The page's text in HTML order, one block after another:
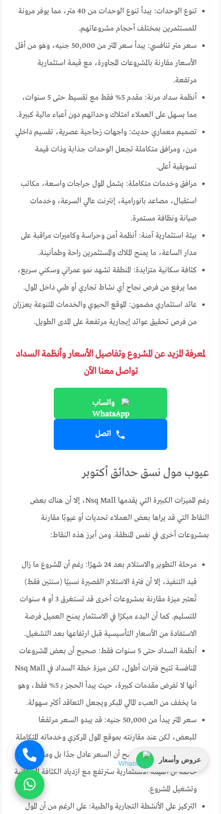
تنوع الوحدات: يبدأ تنوع الوحدات من 40 متر، مما يوفر مرونة
للمستثمرين بمختلف أحجام مشروعاتهم.
سعر متر تنافسي: يبدأ سعر المتر من 50,000 جنيه، وهو من أقل
الأسعار مقارنة بالمشروعات المجاورة، مع قيمة استثمارية
مرتفعة.
أنظمة سداد مرنة: مقدم 5% فقط مع تقسيط حتى 5 سنوات،
مما يسهل على العملاء امتلاك وحداتهم دون أعباء مالية كبيرة.
تصميم معماري حديث: واجهات زجاجية عصرية، تقسيم داخلي
مرن، ومرافق متكاملة تجعل الوحدات جذابة وذات قيمة
تسويقية أعلى.
مرافق وخدمات متكاملة: يشمل المول جراجات واسعة، مكاتب
استقبال، مصاعد بانورامية، إنترنت عالي السرعة، وخدمات
صيانة ونظافة مستمرة.
بيئة استثمارية آمنة: أنظمة أمن وحراسة وكاميرات مراقبة على
مدار الساعة، ما يمنح الملاك والمستثمرين راحة وطمأنينة.
كثافة سكانية متزايدة: المنطقة تشهد نمو عمراني وسكني سريع،
مما يرفع من فرص نجاح أي نشاط تجاري أو طبي داخل المول.
عائد استثماري مضمون: الموقع الحيوي والخدمات المتنوعة يعززان
من فرص تحقيق عوائد إيجارية مرتفعة على المدى الطويل.
لمعرفة المزيد عن المشروع وتفاصيل الأسعار وأنظمة السداد
تواصل معنا الآن
واتساب
اتصل
عيوب مول نسق حدائق أكتوبر
رغم المميزات الكبيرة التي يقدمها Nsq Mall، إلا أن هناك بعض
النقاط التي قد يراها بعض العملاء تحديات أو عيوبًا مقارنة
بمشروعات أخرى في نفس المنطقة. ومن أبرز هذه النقاط:
مرحلة التطوير والاستلام بعد 24 شهرًا: رغم أن المشروع ما زال
قيد التنفيذ، إلا أن فترة الاستلام القصيرة نسبيًا (سنتين فقط)
تُعتبر ميزة مقارنة بمشروعات أخرى قد تستغرق 3 أو 4 سنوات
للتسليم. كما أن البدء مبكرًا في الاستثمار يمنح العميل فرصة
الاستفادة من الأسعار التأسيسية قبل ارتفاعها بعد التشغيل.
أنظمة السداد حتى 5 سنوات فقط: صحيح أن بعض المشروعات
المنافسة تتيح فترات أطول، لكن ميزة خطة السداد في Nsq Mall
أنها لا تفرض مقدمات كبيرة، حيث يبدأ الحجز بـ 5% فقط، وهو
ما يخفف من العبء المالي المبكر ويجعل التعاقد أكثر سهولة.
سعر المتر يبدأ من 50,000 جنيه: قد يبدو السعر مرتفعًا
للبعض، لكن عند مقارنته بموقع المول المركزي وخدماته المتكاملة
وتصميمه العصري، يتضح أن السعر عادل جدًا بل ومنافس،
خاصة أن القيمة الاستثمارية سترتفع مع ازدياد الكثافة السكانية
وتشغيل المشروع.
التركيز على الأنشطة التجارية والطبية: على الرغم من أن المول
عروض وأسعار